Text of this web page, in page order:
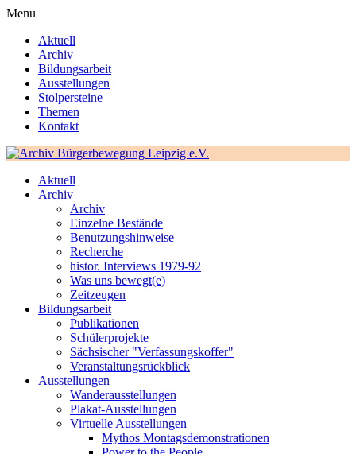
Menu
Aktuell
Archiv
Bildungsarbeit
Ausstellungen
Stolpersteine
Themen
Kontakt
Aktuell
Archiv
Archiv
Einzelne Bestände
Benutzungshinweise
Recherche
histor. Interviews 1979-92
Was uns bewegt(e)
Zeitzeugen
Bildungsarbeit
Publikationen
Schülerprojekte
Sächsischer "Verfassungskoffer"
Veranstaltungsrückblick
Ausstellungen
Wanderausstellungen
Plakat-Ausstellungen
Virtuelle Ausstellungen
Mythos Montagsdemonstrationen